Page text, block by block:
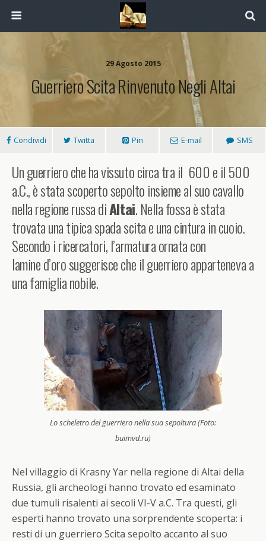
29 Agosto 2015
Guerriero Scita Rinvenuto Negli Altai
Condividi Twitta Pin E-mail SMS
Un guerriero che ha vissuto circa tra il 600 e il 500
a.C., è stata scoperto sepolto insieme al suo cavallo
nella regione russa diAltai. Nella fossa è stata
trovata una tipica spada scita e una cintura in cuoio.
Secondo i ricercatori, l’armatura ornata con
lamine d’oro suggerisce che il guerriero apparteneva a
una famiglia nobile.
Lo scheletro del guerriero nella sua sepoltura (Foto:
buimvd.ru)
Nel villaggio di Krasny Yar nella regione di Altai della
Russia, gli archeologi hanno trovato ed esaminato
due tumuli risalenti ai secoli VI-V a.C. Tra questi, gli
esperti hanno trovato una sorprendente scoperta: i
resti di un guerriero Scita sepolto accanto al suo